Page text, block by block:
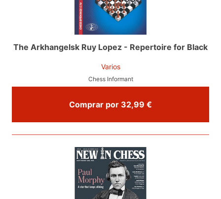
The Arkhangelsk Ruy Lopez - Repertoire for Black
Varios
Chess Informant
Comprar por 32,99 €